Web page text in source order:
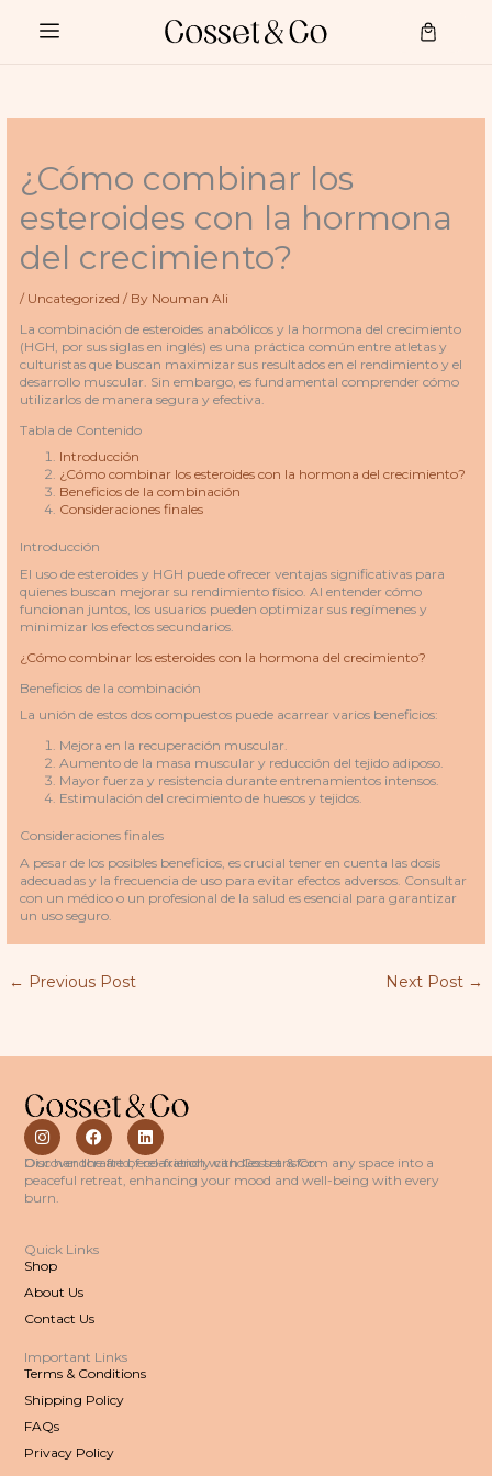
content
Cart
¿Cómo combinar los
esteroides con la hormona
del crecimiento?
/ Uncategorized / By Nouman Ali
La combinación de esteroides anabólicos y la hormona del crecimiento
(HGH, por sus siglas en inglés) es una práctica común entre atletas y
culturistas que buscan maximizar sus resultados en el rendimiento y el
desarrollo muscular. Sin embargo, es fundamental comprender cómo
utilizarlos de manera segura y efectiva.
Tabla de Contenido
Introducción
¿Cómo combinar los esteroides con la hormona del crecimiento?
Beneficios de la combinación
Consideraciones finales
Introducción
El uso de esteroides y HGH puede ofrecer ventajas significativas para
quienes buscan mejorar su rendimiento físico. Al entender cómo
funcionan juntos, los usuarios pueden optimizar sus regímenes y
minimizar los efectos secundarios.
¿Cómo combinar los esteroides con la hormona del crecimiento?
Beneficios de la combinación
La unión de estos dos compuestos puede acarrear varios beneficios:
Mejora en la recuperación muscular.
Aumento de la masa muscular y reducción del tejido adiposo.
Mayor fuerza y resistencia durante entrenamientos intensos.
Estimulación del crecimiento de huesos y tejidos.
Consideraciones finales
A pesar de los posibles beneficios, es crucial tener en cuenta las dosis
adecuadas y la frecuencia de uso para evitar efectos adversos. Consultar
con un médico o un profesional de la salud es esencial para garantizar
un uso seguro.
← Previous Post Next Post →
I
n
s
t
a
g
m
F
a
c
e
b
L
i
n
k
e
Discover the art of relaxation with Cosset & Co.
Our handcrafted, eco-friendly candles transform any space into a
peaceful retreat, enhancing your mood and well-being with every
burn.
Quick Links
Shop
About Us
Contact Us
Important Links
Terms & Conditions
Shipping Policy
FAQs
Privacy Policy